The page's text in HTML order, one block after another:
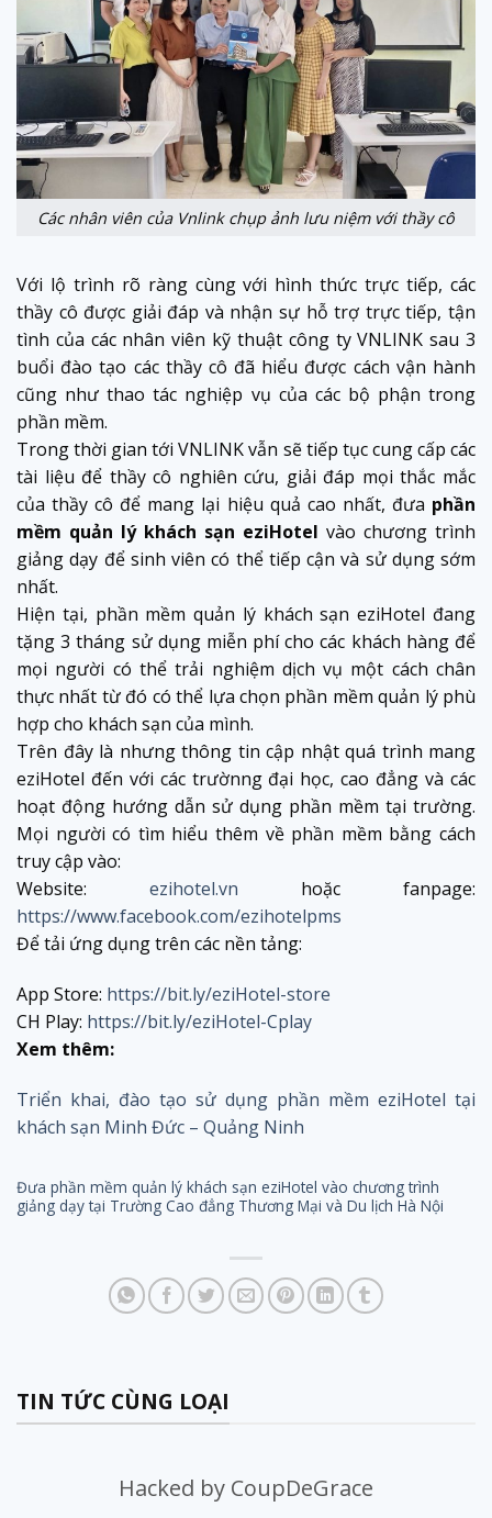
Các nhân viên của Vnlink chụp ảnh lưu niệm với thầy cô
Với lộ trình rõ ràng cùng với hình thức trực tiếp, các
thầy cô được giải đáp và nhận sự hỗ trợ trực tiếp, tận
tình của các nhân viên kỹ thuật công ty VNLINK sau 3
buổi đào tạo các thầy cô đã hiểu được cách vận hành
cũng như thao tác nghiệp vụ của các bộ phận trong
phần mềm.
Trong thời gian tới VNLINK vẫn sẽ tiếp tục cung cấp các
tài liệu để thầy cô nghiên cứu, giải đáp mọi thắc mắc
của thầy cô để mang lại hiệu quả cao nhất, đưa phần
mềm quản lý khách sạn eziHotel vào chương trình
giảng dạy để sinh viên có thể tiếp cận và sử dụng sớm
nhất.
Hiện tại, phần mềm quản lý khách sạn eziHotel đang
tặng 3 tháng sử dụng miễn phí cho các khách hàng để
mọi người có thể trải nghiệm dịch vụ một cách chân
thực nhất từ đó có thể lựa chọn phần mềm quản lý phù
hợp cho khách sạn của mình.
Trên đây là nhưng thông tin cập nhật quá trình mang
eziHotel đến với các trườnng đại học, cao đẳng và các
hoạt động hướng dẫn sử dụng phần mềm tại trường.
Mọi người có tìm hiểu thêm về phần mềm bằng cách
truy cập vào:
Website: ezihotel.vn hoặc fanpage:
https://www.facebook.com/ezihotelpms
Để tải ứng dụng trên các nền tảng:
App Store: https://bit.ly/eziHotel-store
CH Play: https://bit.ly/eziHotel-Cplay
Xem thêm:
Triển khai, đào tạo sử dụng phần mềm eziHotel tại
khách sạn Minh Đức – Quảng Ninh
Đưa phần mềm quản lý khách sạn eziHotel vào chương trình
giảng dạy tại Trường Cao đẳng Thương Mại và Du lịch Hà Nội
TIN TỨC CÙNG LOẠI
Hacked by CoupDeGrace